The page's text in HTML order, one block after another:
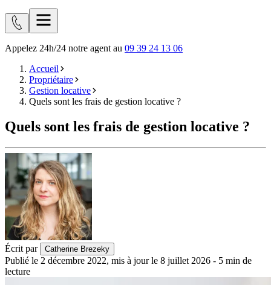
Appelez 24h/24 notre agent au 09 39 24 13 06
Accueil
Propriétaire
Gestion locative
Quels sont les frais de gestion locative ?
Quels sont les frais de gestion locative ?
Écrit par Catherine Brezeky
Publié le 2 décembre 2022, mis à jour le 8 juillet 2026 - 5 min de
lecture